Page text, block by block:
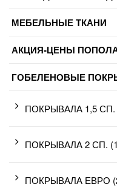
МЕБЕЛЬНЫЕ ТКАНИ
АКЦИЯ-ЦЕНЫ
ГОБЕЛЕНОВЫЕ
ПОКРЫВАЛА 1,5 СП.
ПОКРЫВАЛА 2 СП.
ПОКРЫВАЛА ЕВРО